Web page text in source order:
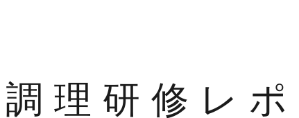
調理研修レ